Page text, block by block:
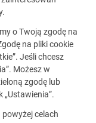
o Twoją zgodę na
na pliki cookie
Jeśli chcesz
Możesz w
zgodę lub
celach